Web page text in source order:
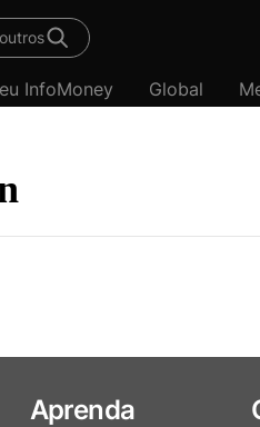
InfoMoney Global
Aprenda